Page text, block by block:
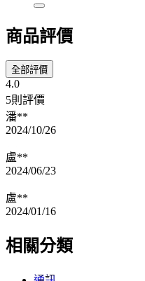
商品評價
全部評價
4.0
5則評價
潘**
2024/10/26
盧**
2024/06/23
盧**
2024/01/16
相關分類